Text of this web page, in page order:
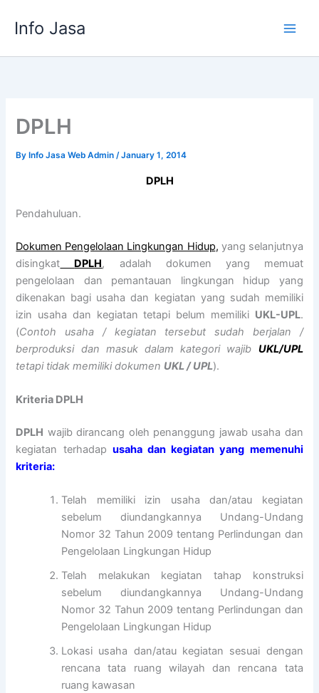
Info Jasa
DPLH
By Info Jasa Web Admin/January 1, 2014
DPLH
Pendahuluan.
Dokumen Pengelolaan Lingkungan Hidup, yang selanjutnya
disingkat
DPLH, adalah dokumen yang memuat
pengelolaan dan pemantauan lingkungan hidup yang
dikenakan bagi usaha dan kegiatan yang sudah memiliki
izin usaha dan kegiatan tetapi belum memiliki UKL-UPL.
(Contoh usaha / kegiatan tersebut sudah berjalan /
berproduksi dan masuk dalam kategori wajib UKL/UPL
tetapi tidak memiliki dokumen UKL / UPL).
Kriteria DPLH
DPLH wajib dirancang oleh penanggung jawab usaha dan
kegiatan terhadap usaha dan kegiatan yang memenuhi
kriteria:
Telah memiliki izin usaha dan/atau kegiatan
sebelum diundangkannya Undang-Undang
Nomor 32 Tahun 2009 tentang Perlindungan dan
Pengelolaan Lingkungan Hidup
Telah melakukan kegiatan tahap konstruksi
sebelum diundangkannya Undang-Undang
Nomor 32 Tahun 2009 tentang Perlindungan dan
Pengelolaan Lingkungan Hidup
Lokasi usaha dan/atau kegiatan sesuai dengan
rencana tata ruang wilayah dan rencana tata
ruang kawasan